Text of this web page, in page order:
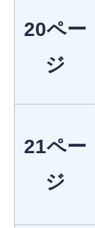
20ペー
ジ
21ペー
ジ